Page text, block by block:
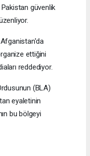
Pakistan güvenlik
Afganistan'da
ettiğini
reddediyor.
(BLA)
eyaletinin
bu bölgeyi